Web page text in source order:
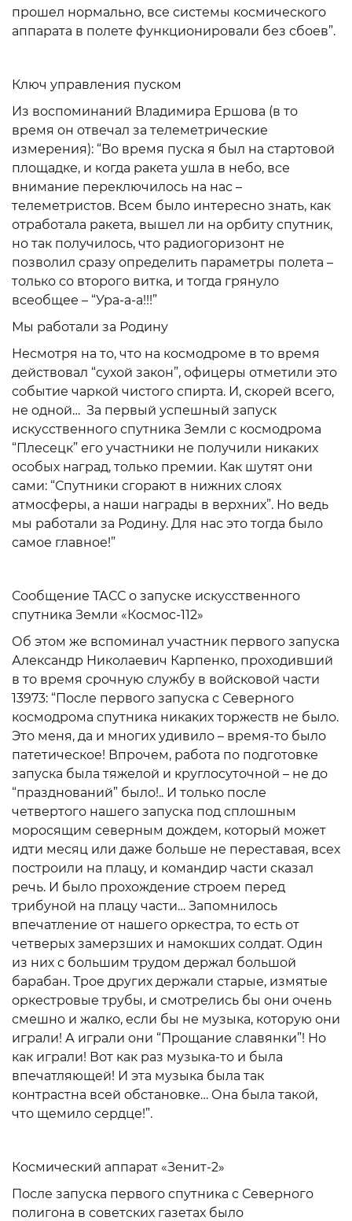
прошел нормально, все системы космического
аппарата в полете функционировали без сбоев”.
Ключ управления пуском
Из воспоминаний Владимира Ершова (в то
время он отвечал за телеметрические
измерения): “Во время пуска я был на стартовой
площадке, и когда ракета ушла в небо, все
внимание переключилось на нас –
телеметристов. Всем было интересно знать, как
отработала ракета, вышел ли на орбиту спутник,
но так получилось, что радиогоризонт не
позволил сразу определить параметры полета –
только со второго витка, и тогда грянуло
всеобщее – “Ура-а-а!!!”
Мы работали за Родину
Несмотря на то, что на космодроме в то время
действовал “сухой закон”, офицеры отметили это
событие чаркой чистого спирта. И, скорей всего,
не одной… За первый успешный запуск
искусственного спутника Земли с космодрома
“Плесецк” его участники не получили никаких
особых наград, только премии. Как шутят они
сами: “Спутники сгорают в нижних слоях
атмосферы, а наши награды в верхних”. Но ведь
мы работали за Родину. Для нас это тогда было
самое главное!”
Сообщение ТАСС о запуске искусственного
спутника Земли «Космос-112»
Об этом же вспоминал участник первого запуска
Александр Николаевич Карпенко, проходивший
в то время срочную службу в войсковой части
13973: “После первого запуска с Северного
космодрома спутника никаких торжеств не было.
Это меня, да и многих удивило – время-то было
патетическое! Впрочем, работа по подготовке
запуска была тяжелой и круглосуточной – не до
“празднований” было!.. И только после
четвертого нашего запуска под сплошным
моросящим северным дождем, который может
идти месяц или даже больше не переставая, всех
построили на плацу, и командир части сказал
речь. И было прохождение строем перед
трибуной на плацу части… Запомнилось
впечатление от нашего оркестра, то есть от
четверых замерзших и намокших солдат. Один
из них с большим трудом держал большой
барабан. Трое других держали старые, измятые
оркестровые трубы, и смотрелись бы они очень
смешно и жалко, если бы не музыка, которую они
играли! А играли они “Прощание славянки”! Но
как играли! Вот как раз музыка-то и была
впечатляющей! И эта музыка была так
контрастна всей обстановке… Она была такой,
что щемило сердце!”.
Космический аппарат «Зенит-2»
После запуска первого спутника с Северного
полигона в советских газетах было